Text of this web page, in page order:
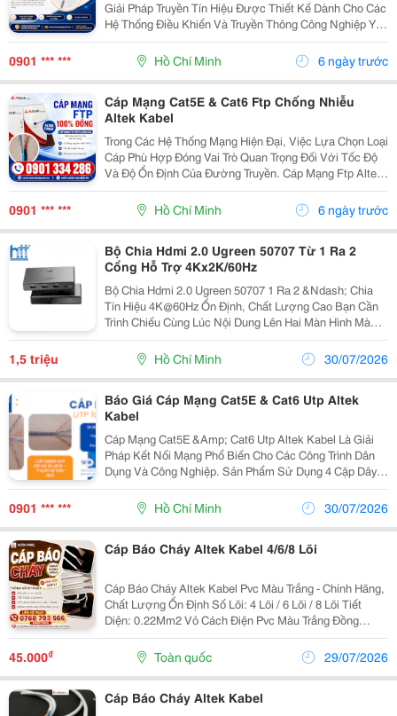
Giải Pháp Truyền Tín Hiệu Được Thiết Kế Dành Cho Các
Hệ Thống Điều Khiển Và Truyền Thông Công Nghiệp Yêu
Cầu Độ Chính Xác Cao. Sản Phẩm Sử Dụng Cấu Trúc
Dây Vặn Xoắn Theo Cặp Giúp Giảm Nhiễu Xuyên Âm...
0901 *** *** Hồ Chí Minh 6 ngày trước
Cáp Mạng Cat5E & Cat6 Ftp Chống Nhiễu
Altek Kabel
Trong Các Hệ Thống Mạng Hiện Đại, Việc Lựa Chọn Loại
Cáp Phù Hợp Đóng Vai Trò Quan Trọng Đối Với Tốc Độ
Và Độ Ổn Định Của Đường Truyền. Cáp Mạng Ftp Altek
Kabel Được Thiết Kế Nhằm Đáp Ứng Nhu Cầu Truyền
Dữ Liệu Tốc Độ Cao Trong Môi Trường Có Nhiều...
0901 *** *** Hồ Chí Minh 6 ngày trước
Bộ Chia Hdmi 2.0 Ugreen 50707 Từ 1 Ra 2
Cổng Hỗ Trợ 4Kx2K/60Hz
Bộ Chia Hdmi 2.0 Ugreen 50707 1 Ra 2 &Ndash; Chia
Tín Hiệu 4K@60Hz Ổn Định, Chất Lượng Cao Bạn Cần
Trình Chiếu Cùng Lúc Nội Dung Lên Hai Màn Hình Mà
Vẫn Giữ Chất Lượng Hình Ảnh Sắc Nét? Bộ Chia Hdmi
2.0 Ugreen 50707 Là Giải Pháp Lý Tưởng, Hỗ Trợ...
1,5 triệu Hồ Chí Minh 30/07/2026
Báo Giá Cáp Mạng Cat5E & Cat6 Utp Altek
Kabel
Cáp Mạng Cat5E &Amp; Cat6 Utp Altek Kabel Là Giải
Pháp Kết Nối Mạng Phổ Biến Cho Các Công Trình Dân
Dụng Và Công Nghiệp. Sản Phẩm Sử Dụng 4 Cặp Dây
Xoắn Cùng Ruột Dẫn Đồng Nguyên Chất 100%, Giúp
Giảm Suy Hao Tín Hiệu, Tăng Khả Năng Truyền Dữ Liệu
0901 *** *** Hồ Chí Minh 30/07/2026
Cáp Báo Cháy Altek Kabel 4/6/8 Lõi
Cáp Báo Cháy Altek Kabel Pvc Màu Trắng - Chính Hãng,
Chất Lượng Ổn Định Số Lõi: 4 Lõi / 6 Lõi / 8 Lõi Tiết
Diện: 0.22Mm2 Vỏ Cách Điện Pvc Màu Trắng Đồng
Nguyên Chất 100% (Cu) ✔️ Đa Dạng Quy Cách, Đáp
Ứng Nhiều Yêu Cầu Thiết Kế Hệ Thống ...
45.000₫ Toàn quốc 29/07/2026
Cáp Báo Cháy Altek Kabel